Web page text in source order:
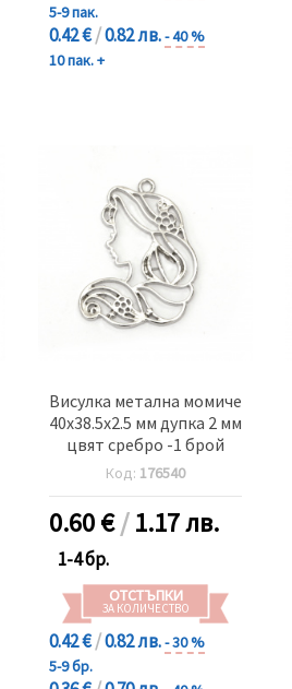
5-9 пак.
0.42 €/0.82 лв.- 40 %
10 пак. +
Висулка метална момиче
40x38.5x2.5 мм дупка 2 мм
цвят сребро -1 брой
Код: 176540
0.60€/1.17 лв.
1-4 бр.
ОТСТЪПКИ
ЗА КОЛИЧЕСТВО
0.42 €/0.82 лв.- 30 %
5-9 бр.